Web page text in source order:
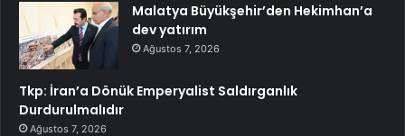
Malatya Büyükşehir’den Hekimhan’a
dev yatırım
Ağustos 7, 2026
Tkp: İran’a Dönük Emperyalist Saldırganlık
Durdurulmalıdır
Ağustos 7, 2026